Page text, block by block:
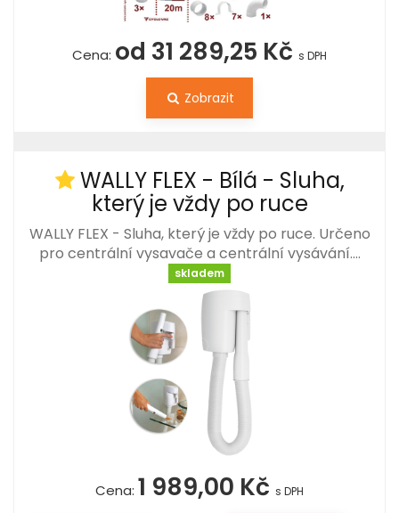
Cena: od 31 289,25 Kč s DPH
Zobrazit
WALLY FLEX - Bílá - Sluha,
který je vždy po ruce
WALLY FLEX - Sluha, který je vždy po ruce. Určeno
pro centrální vysavače a centrální vysávání.…
skladem
Cena: 1 989,00 Kč s DPH